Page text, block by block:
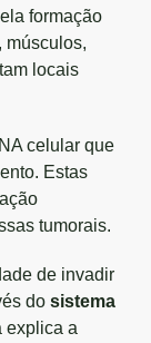
formação
músculos,
locais
celular que
Estas
tumorais.
de invadir
do sistema
explica a